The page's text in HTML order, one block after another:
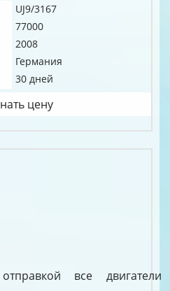
UJ9/3167
77000
2008
Германия
30 дней
цену
все двигатели